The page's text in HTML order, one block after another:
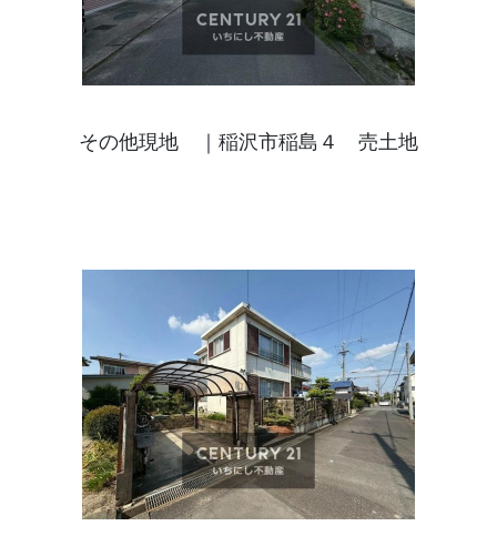
その他現地 ｜稲沢市稲島４ 売土地